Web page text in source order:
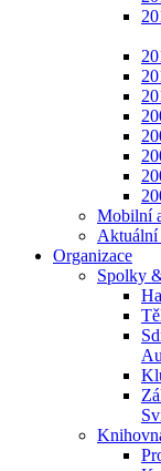
Mobilní
Aktuální
Organizace
Spolky